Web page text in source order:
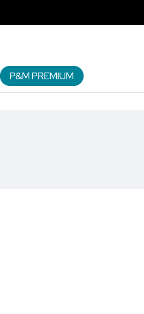
P&M PREMIUM